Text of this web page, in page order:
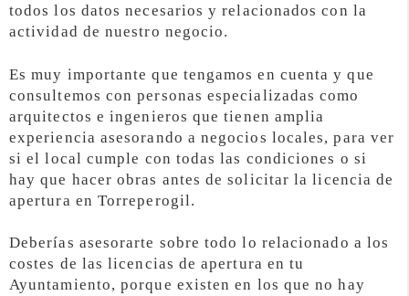
todos los datos necesarios y relacionados con la
actividad de nuestro negocio.
Es muy importante que tengamos en cuenta y que
consultemos con personas especializadas como
arquitectos e ingenieros que tienen amplia
experiencia asesorando a negocios locales, para ver
si el local cumple con todas las condiciones o si
hay que hacer obras antes de solicitar la licencia de
apertura en Torreperogil.
Deberías asesorarte sobre todo lo relacionado a los
costes de las licencias de apertura en tu
Ayuntamiento, porque existen en los que no hay